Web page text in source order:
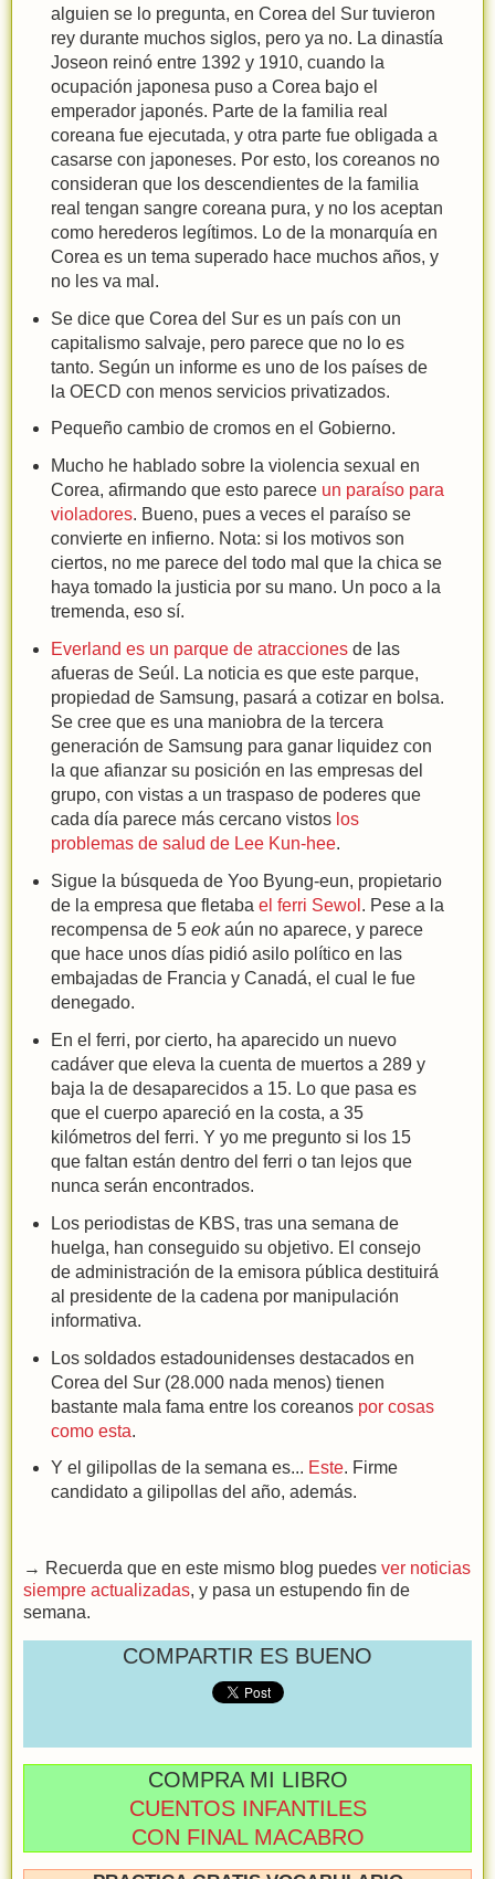
alguien se lo pregunta, en Corea del Sur tuvieron
rey durante muchos siglos, pero ya no. La dinastía
Joseon reinó entre 1392 y 1910, cuando la
ocupación japonesa puso a Corea bajo el
emperador japonés. Parte de la familia real
coreana fue ejecutada, y otra parte fue obligada a
casarse con japoneses. Por esto, los coreanos no
consideran que los descendientes de la familia
real tengan sangre coreana pura, y no los aceptan
como herederos legítimos. Lo de la monarquía en
Corea es un tema superado hace muchos años, y
no les va mal.
Se dice que Corea del Sur es un país con un
capitalismo salvaje, pero parece que no lo es
tanto. Según un informe es uno de los países de
la OECD con menos servicios privatizados.
Pequeño cambio de cromos en el Gobierno.
Mucho he hablado sobre la violencia sexual en
Corea, afirmando que esto parece un paraíso para
violadores. Bueno, pues a veces el paraíso se
convierte en infierno. Nota: si los motivos son
ciertos, no me parece del todo mal que la chica se
haya tomado la justicia por su mano. Un poco a la
tremenda, eso sí.
Everland es un parque de atraccionesde las
afueras de Seúl. La noticia es que este parque,
propiedad de Samsung, pasará a cotizar en bolsa.
Se cree que es una maniobra de la tercera
generación de Samsung para ganar liquidez con
la que afianzar su posición en las empresas del
grupo, con vistas a un traspaso de poderes que
cada día parece más cercano vistos los
problemas de salud de Lee Kun-hee.
Sigue la búsqueda de Yoo Byung-eun, propietario
de la empresa que fletaba el ferri Sewol . Pese a la
recompensa de 5 eokaún no aparece, y parece
que hace unos días pidió asilo político en las
embajadas de Francia y Canadá, el cual le fue
denegado.
En el ferri, por cierto, ha aparecido un nuevo
cadáver que eleva la cuenta de muertos a 289 y
baja la de desaparecidos a 15. Lo que pasa es
que el cuerpo apareció en la costa, a 35
kilómetros del ferri. Y yo me pregunto si los 15
que faltan están dentro del ferri o tan lejos que
nunca serán encontrados.
Los periodistas de KBS, tras una semana de
huelga, han conseguido su objetivo. El consejo
de administración de la emisora pública destituirá
al presidente de la cadena por manipulación
informativa.
Los soldados estadounidenses destacados en
Corea del Sur (28.000 nada menos) tienen
bastante mala fama entre los coreanos por cosas
como esta.
Y el gilipollas de la semana es... Este. Firme
candidato a gilipollas del año, además.
→ Recuerda que en este mismo blog puedes ver noticias
siempre actualizadas, y pasa un estupendo fin de
semana.
COMPARTIR ES BUENO
COMPRA MI LIBRO
CUENTOS INFANTILES
CON FINAL MACABRO